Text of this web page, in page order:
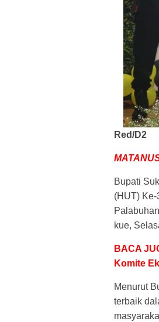
Red/D2
Bupati
(HUT)
kue,
BACA
Komite
Menurut
terbaik